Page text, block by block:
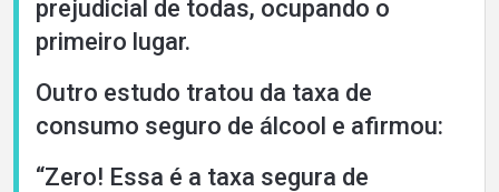
prejudicial de todas, ocupando o
primeiro lugar.
Outro estudo tratou da taxa de
consumo seguro de álcool e afirmou:
“Zero! Essa é a taxa segura de